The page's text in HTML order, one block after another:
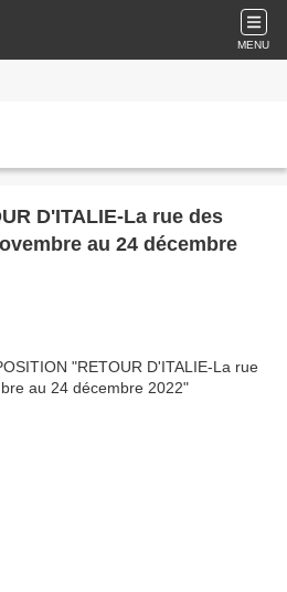
MENU
D'ITALIE-La rue des
au 24 décembre